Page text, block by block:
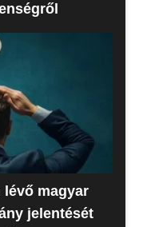
lévő magyar
jelentését